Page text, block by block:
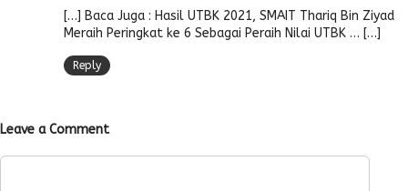
[…] Baca Juga : Hasil UTBK 2021, SMAIT Thariq Bin Ziyad
Meraih Peringkat ke 6 Sebagai Peraih Nilai UTBK … […]
Reply
Leave a Comment